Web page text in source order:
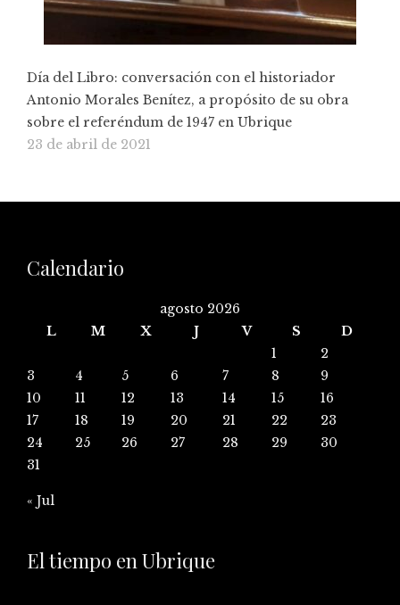
Día del Libro: conversación con el historiador
Antonio Morales Benítez, a propósito de su obra
sobre el referéndum de 1947 en Ubrique
23 de abril de 2021
Calendario
agosto 2026
L
M X J V S
D
1
2
3
4 5 6 7 8
9
10
11 12 13 14 15
16
17
18 19 20 21 22
23
24
25 26 27 28 29
30
31
« Jul
El tiempo en Ubrique